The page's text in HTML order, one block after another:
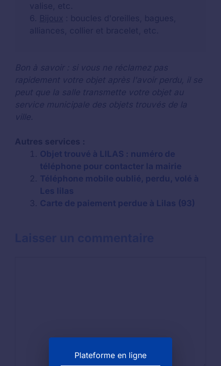
valise, etc.
6. Bijoux : boucles d'oreilles, bagues,
alliances, collier et bracelet, etc.
Bon à savoir : si vous ne réclamez pas
rapidement votre objet après l'avoir perdu, il se
peut que la salle transmette votre objet au
service municipale des objets trouvés de la
ville.
Autres services :
Objet trouvé à LILAS : numéro de
téléphone pour contacter la mairie
Téléphone mobile oublié, perdu, volé à
Les lilas
Carte de paiement perdue à Lilas (93)
Plateforme en ligne